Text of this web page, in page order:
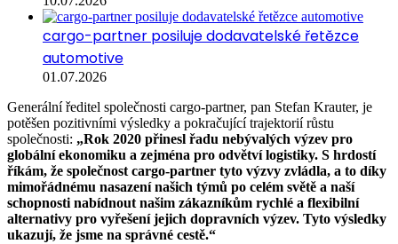
cargo-partner posiluje dodavatelské řetězce
automotive
01.07.2026
Generální ředitel společnosti cargo-partner, pan Stefan Krauter, je
potěšen pozitivními výsledky a pokračující trajektorií růstu
společnosti: „Rok 2020 přinesl řadu nebývalých výzev pro
globální ekonomiku a zejména pro odvětví logistiky. S hrdostí
říkám, že společnost cargo-partner tyto výzvy zvládla, a to díky
mimořádnému nasazení našich týmů po celém světě a naší
schopnosti nabídnout našim zákazníkům rychlé a flexibilní
alternativy pro vyřešení jejich dopravních výzev. Tyto výsledky
ukazují, že jsme na správné cestě.“